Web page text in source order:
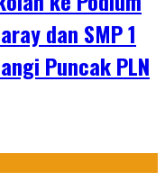
dan SMP 1
Puncak PLN